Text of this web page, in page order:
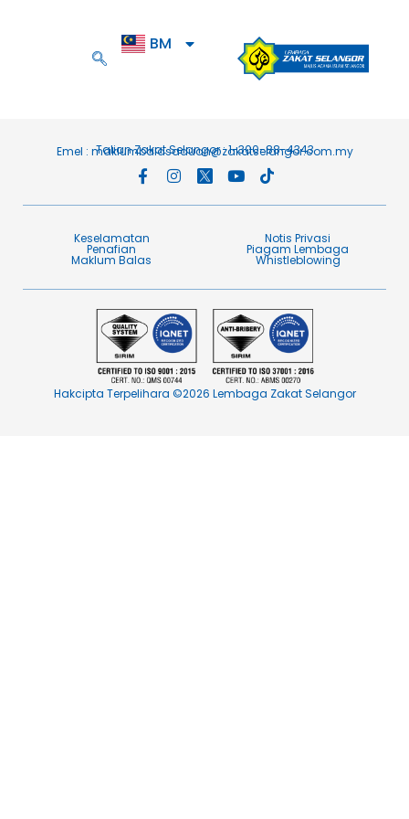
BM
EN
Talian Zakat Selangor : 1-300-88-4343
Emel : maklumbalasaduan@zakatselangor.com.my
Keselamatan Notis Privasi
Penafian​ Piagam Lembaga​
Maklum Balas​ Whistleblowing
Hakcipta Terpelihara ©2026 Lembaga Zakat Selangor